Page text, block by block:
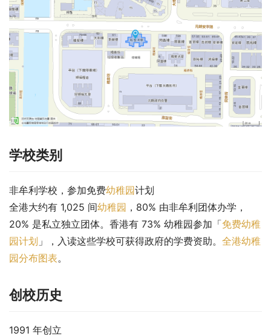
学校类别
非牟利学校，参加免费幼稚园计划
全港大约有 1,025 间幼稚园 ，80% 由非牟利团体办学，
20% 是私立独立团体。香港有 73% 幼稚园参加「免费幼稚
园计划 」，入读这些学校可获得政府的学费资助。 全港幼稚
园分布图表。
创校历史
1991 年创立